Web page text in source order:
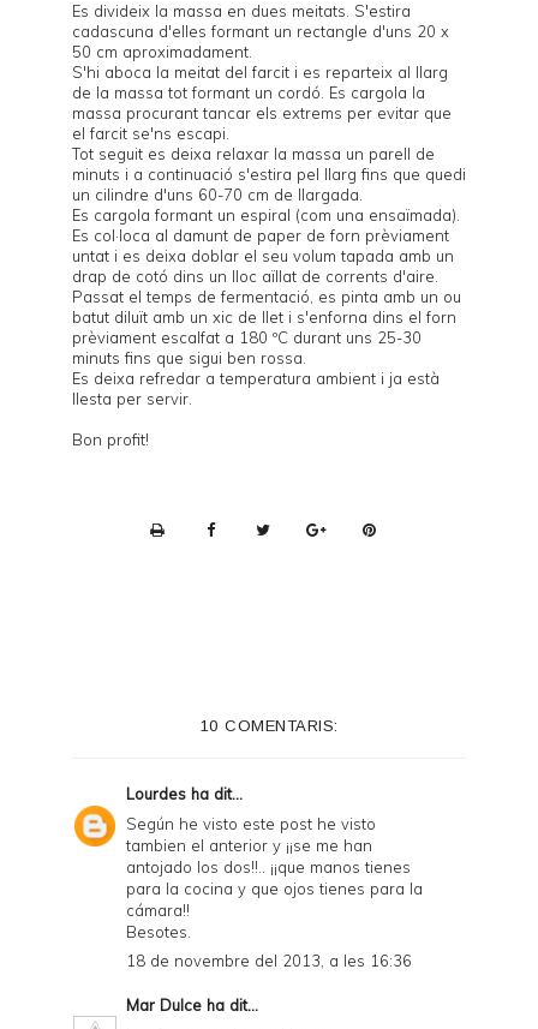
Es divideix la massa en dues meitats. S'estira
cadascuna d'elles formant un rectangle d'uns 20 x
50 cm aproximadament.
S'hi aboca la meitat del farcit i es reparteix al llarg
de la massa tot formant un cordó. Es cargola la
massa procurant tancar els extrems per evitar que
el farcit se'ns escapi.
Tot seguit es deixa relaxar la massa un parell de
minuts i a continuació s'estira pel llarg fins que quedi
un cilindre d'uns 60-70 cm de llargada.
Es cargola formant un espiral (com una ensaïmada).
Es col·loca al damunt de paper de forn prèviament
untat i es deixa doblar el seu volum tapada amb un
drap de cotó dins un lloc aïllat de corrents d'aire.
Passat el temps de fermentació, es pinta amb un ou
batut diluït amb un xic de llet i s'enforna dins el forn
prèviament escalfat a 180 ºC durant uns 25-30
minuts fins que sigui ben rossa.
Es deixa refredar a temperatura ambient i ja està
llesta per servir.
Bon profit!
e
n
d
10 COMENTARIS:
Lourdes ha dit...
Según he visto este post he visto
tambien el anterior y ¡¡se me han
antojado los dos!!.. ¡¡que manos tienes
para la cocina y que ojos tienes para la
cámara!!
Besotes.
18 de novembre del 2013, a les 16:36
Mar Dulce ha dit...